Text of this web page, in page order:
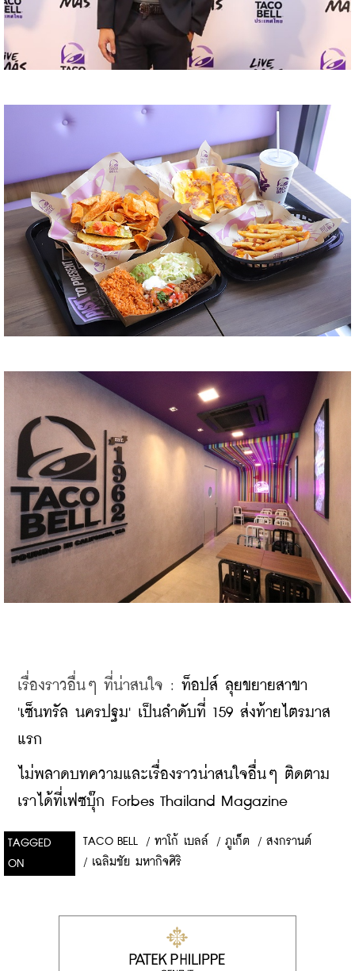
เรื่องราวอื่นๆ ที่น่าสนใจ : ท็อปส์ ลุยขยายสาขา
'เซ็นทรัล นครปฐม' เป็นลำดับที่ 159 ส่งท้ายไตรมาส
แรก
ไม่พลาดบทความและเรื่องราวน่าสนใจอื่นๆ ติดตาม
เราได้ที่เฟซบุ๊ก Forbes Thailand Magazine
TAGGED
ON
TACO BELL / ทาโก้ เบลล์ / ภูเก็ต / สงกรานต์
/ เฉลิมชัย มหากิจศิริ